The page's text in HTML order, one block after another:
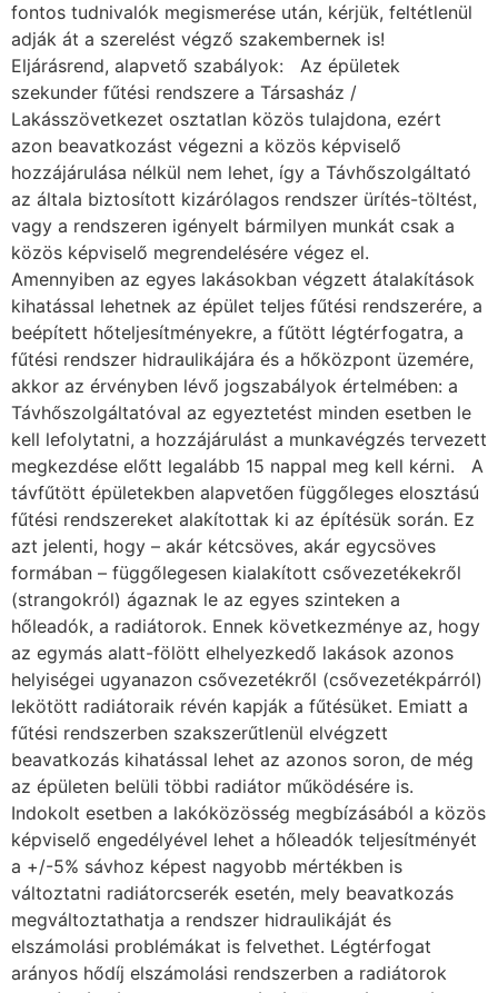
fontos tudnivalók megismerése után, kérjük, feltétlenül
adják át a szerelést végző szakembernek is!
Eljárásrend, alapvető szabályok: Az épületek
szekunder fűtési rendszere a Társasház /
Lakásszövetkezet osztatlan közös tulajdona, ezért
azon beavatkozást végezni a közös képviselő
hozzájárulása nélkül nem lehet, így a Távhőszolgáltató
az általa biztosított kizárólagos rendszer ürítés-töltést,
vagy a rendszeren igényelt bármilyen munkát csak a
közös képviselő megrendelésére végez el.
Amennyiben az egyes lakásokban végzett átalakítások
kihatással lehetnek az épület teljes fűtési rendszerére, a
beépített hőteljesítményekre, a fűtött légtérfogatra, a
fűtési rendszer hidraulikájára és a hőközpont üzemére,
akkor az érvényben lévő jogszabályok értelmében: a
Távhőszolgáltatóval az egyeztetést minden esetben le
kell lefolytatni, a hozzájárulást a munkavégzés tervezett
megkezdése előtt legalább 15 nappal meg kell kérni. A
távfűtött épületekben alapvetően függőleges elosztású
fűtési rendszereket alakítottak ki az építésük során. Ez
azt jelenti, hogy – akár kétcsöves, akár egycsöves
formában – függőlegesen kialakított csővezetékekről
(strangokról) ágaznak le az egyes szinteken a
hőleadók, a radiátorok. Ennek következménye az, hogy
az egymás alatt-fölött elhelyezkedő lakások azonos
helyiségei ugyanazon csővezetékről (csővezetékpárról)
lekötött radiátoraik révén kapják a fűtésüket. Emiatt a
fűtési rendszerben szakszerűtlenül elvégzett
beavatkozás kihatással lehet az azonos soron, de még
az épületen belüli többi radiátor működésére is.
Indokolt esetben a lakóközösség megbízásából a közös
képviselő engedélyével lehet a hőleadók teljesítményét
a +/-5% sávhoz képest nagyobb mértékben is
változtatni radiátorcserék esetén, mely beavatkozás
megváltoztathatja a rendszer hidraulikáját és
elszámolási problémákat is felvethet. Légtérfogat
arányos hődíj elszámolási rendszerben a radiátorok